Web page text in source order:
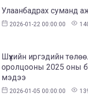
Улаанбадрах суманд
2026-01-22 00:00:00
Шүүхийн иргэдийн
оролцооны 2025 оны
мэдээ
2026-01-05 00:00:00